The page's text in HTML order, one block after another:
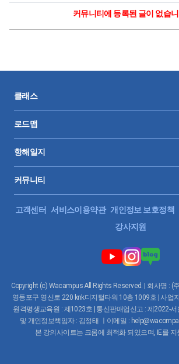
커뮤니티에 등록된 글이 없습
클래스
로드맵
항해일지
커뮤니티
고객센터 서비스이용약관 개인정보 보호정책
강사지원
Copyright (c) Wacampus All Rights Reserved. | 회사명 : (
영등포구 영신로 220 knk디지털타워 10층 1009호 | 사업
원격평생교육원 : 제1023호 | 통신판매업신고 : 제2022-
및 개인정보책임자 : 김정태 ㅣ이메일 :
본 강의사이트는 크롬에 최적화 되있으며, IE를